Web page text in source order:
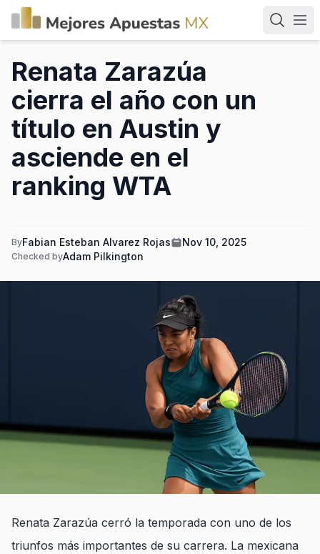
Renata Zarazúa
cierra el año con un
título en Austin y
asciende en el
ranking WTA
ByFabian Esteban Alvarez Rojas Nov 10, 2025
Checked byAdam Pilkington
Renata Zarazúa cerró la temporada con uno de los
triunfos más importantes de su carrera. La mexicana